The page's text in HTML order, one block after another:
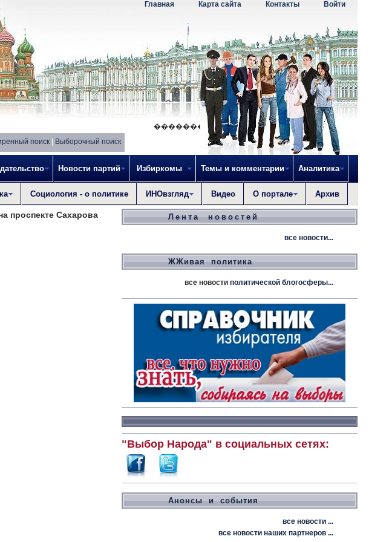
�������� - ������� ��������� ����,
поиск
Выборочный поиск
Войти
Контакты
Карта сайта
Главная
Новости партий Избиркомы Темы и комментарии Аналитика
Социология - о политике ИНОвзгляд Видео О портале Архив
проспекте Сахарова Лента новостей
все новости...
ЖЖивая политика
все новости политической блогосферы...
"Выбор Народа" в социальных сетях:
Анонсы и события
все новости ...
все новости наших партнеров ...